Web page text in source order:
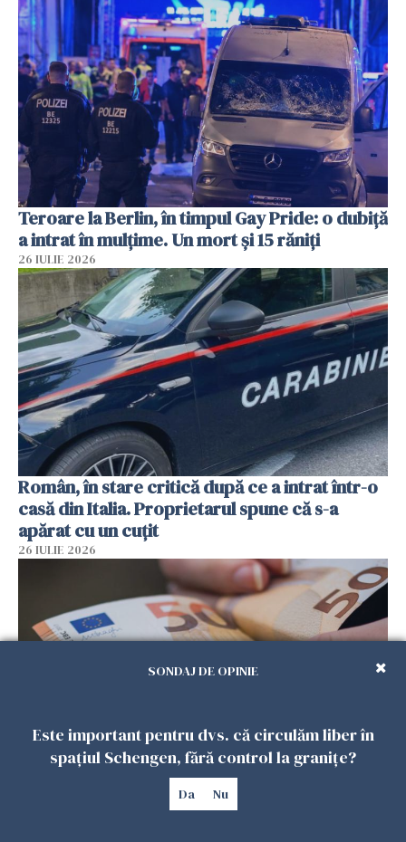
Teroare la Berlin, în timpul Gay Pride: o dubiță
a intrat în mulțime. Un mort și 15 răniți
26 IULIE 2026
Român, în stare critică după ce a intrat într-o
casă din Italia. Proprietarul spune că s-a
apărat cu un cuțit
26 IULIE 2026
Menajere și îngrijitori, în vizorul Fiscului din
Italia. Aproape 500.000 de euro din venituri,
SONDAJ DE OPINIE
Este important pentru dvs. că circulăm liber în
spațiul Schengen, fără control la granițe?
Da Nu